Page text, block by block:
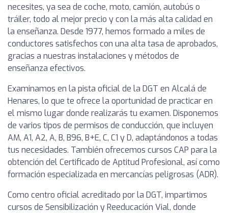
necesites, ya sea de coche, moto, camión, autobús o
tráiler, todo al mejor precio y con la más alta calidad en
la enseñanza. Desde 1977, hemos formado a miles de
conductores satisfechos con una alta tasa de aprobados,
gracias a nuestras instalaciones y métodos de
enseñanza efectivos.
Examinamos en la pista oficial de la DGT en Alcalá de
Henares, lo que te ofrece la oportunidad de practicar en
el mismo lugar donde realizarás tu examen. Disponemos
de varios tipos de permisos de conducción, que incluyen
AM, A1, A2, A, B, B96, B+E, C, C1 y D, adaptándonos a todas
tus necesidades. También ofrecemos cursos CAP para la
obtención del Certificado de Aptitud Profesional, así como
formación especializada en mercancías peligrosas (ADR).
Como centro oficial acreditado por la DGT, impartimos
cursos de Sensibilización y Reeducación Vial, donde